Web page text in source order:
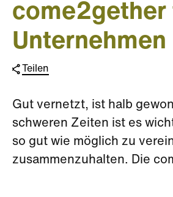
come2gether
Unternehmen
Teilen
Gut vernetzt, ist halb
schweren Zeiten ist es
so gut wie möglich zu
zusammenzuhalten. Die